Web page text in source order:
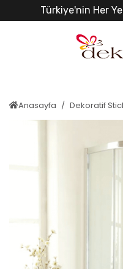
Türkiye'nin Her
Anasayfa Dekoratif